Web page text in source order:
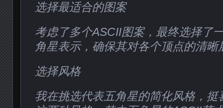
选择最适合的图案
考虑了多个ASCII图案，最终选择了
角星表示，确保其对各个顶点的清晰
选择风格
我在挑选代表五角星的简化风格，挺